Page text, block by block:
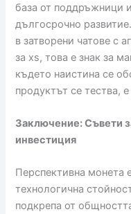
база от поддръжници
дългосрочно
в затворени чатове с
за xs, това е знак за
където наистина се
продуктът се тества,
Заключение: Съвети
инвестиция
Перспективна монета
технологична
подкрепа от